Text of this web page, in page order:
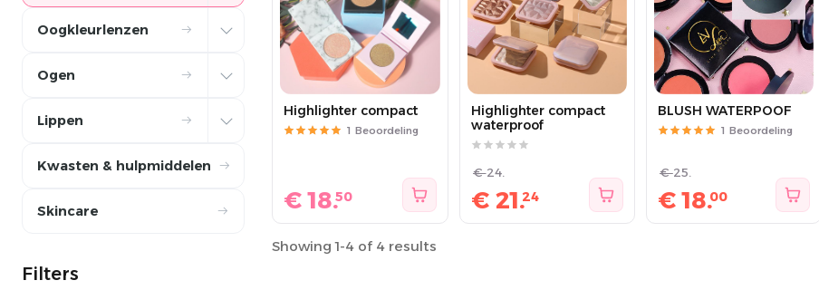
Oogkleurlenzen
Ogen
Lippen
Kwasten & hulpmiddelen
Skincare
Filters
Highlighter compact
1 Beoordeling
€18.50
Highlighter compact
waterproof
€ 21.24
€24.
BLUSH WATERPOOF
1 Beoordeling
€18.00
€25.
Showing 1-4 of 4 results